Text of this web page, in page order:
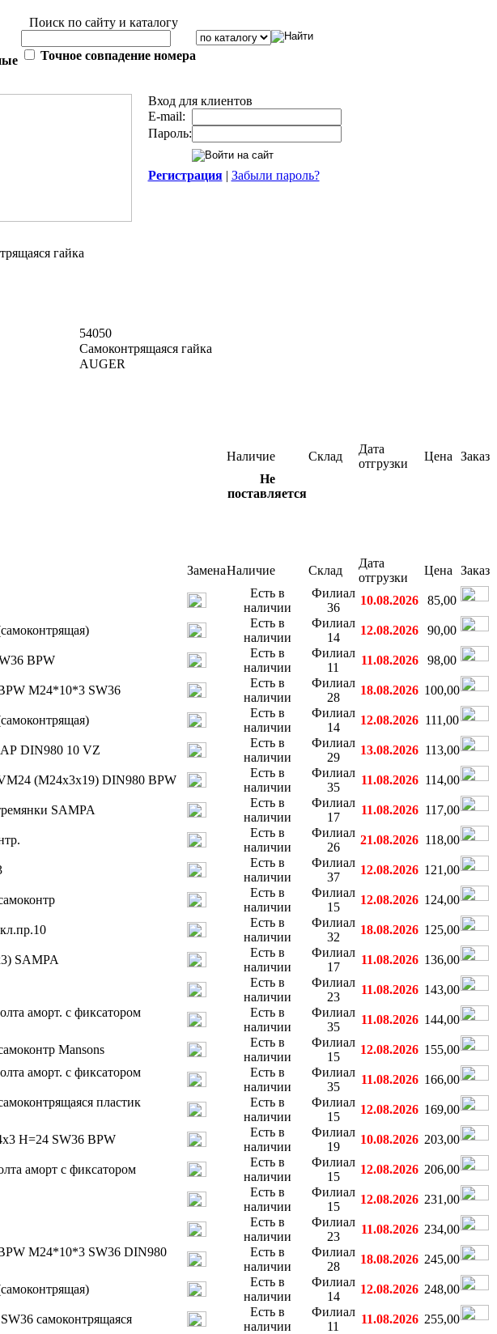
Поиск по сайту и каталогу
Точное совпадение номера
Вход для клиентов
E-mail:
Пароль:
Регистрация| Забыли пароль?
гайка
54050
Самоконтрящаяся гайка
AUGER
Наличие Склад
Дата
отгрузки
Цена Заказ
Не
поставляется
ЗаменаНаличие Склад
Дата
отгрузки
Цена Заказ
Есть в
наличии
Филиал
36
10.08.2026 85,00
Есть в
наличии
Филиал
14
12.08.2026 90,00
BPW
Есть в
наличии
Филиал
11
11.08.2026 98,00
BPW М24*10*3 SW36
Есть в
наличии
Филиал
28
18.08.2026 100,00
Есть в
наличии
Филиал
14
12.08.2026 111,00
DIN980 10 VZ
Есть в
наличии
Филиал
29
13.08.2026 113,00
(M24x3x19) DIN980 BPW
Есть в
наличии
Филиал
35
11.08.2026 114,00
SAMPA
Есть в
наличии
Филиал
17
11.08.2026 117,00
Есть в
наличии
Филиал
26
21.08.2026 118,00
Есть в
наличии
Филиал
37
12.08.2026 121,00
Есть в
наличии
Филиал
15
12.08.2026 124,00
Есть в
наличии
Филиал
32
18.08.2026 125,00
SAMPA
Есть в
наличии
Филиал
17
11.08.2026 136,00
Есть в
наличии
Филиал
23
11.08.2026 143,00
аморт. с фиксатором
Есть в
наличии
Филиал
35
11.08.2026 144,00
Mansons
Есть в
наличии
Филиал
15
12.08.2026 155,00
аморт. с фиксатором
Есть в
наличии
Филиал
35
11.08.2026 166,00
пластик
Есть в
наличии
Филиал
15
12.08.2026 169,00
H=24 SW36 BPW
Есть в
наличии
Филиал
19
10.08.2026 203,00
аморт с фиксатором
Есть в
наличии
Филиал
15
12.08.2026 206,00
Есть в
наличии
Филиал
15
12.08.2026 231,00
Есть в
наличии
Филиал
23
11.08.2026 234,00
BPW М24*10*3 SW36 DIN980
Есть в
наличии
Филиал
28
18.08.2026 245,00
Есть в
наличии
Филиал
14
12.08.2026 248,00
самоконтрящаяся
Есть в
наличии
Филиал
11
11.08.2026 255,00